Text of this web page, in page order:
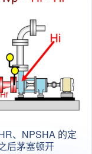
、NPSHA 的定
后茅塞顿开